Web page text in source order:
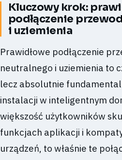
Kluczowy krok:
podłączenie
i uziemienia
Prawidłowe podłączenie
neutralnego i uziemienia to
lecz absolutnie
instalacji w inteligentnym
większość użytkowników
funkcjach aplikacji i
urządzeń, to właśnie te